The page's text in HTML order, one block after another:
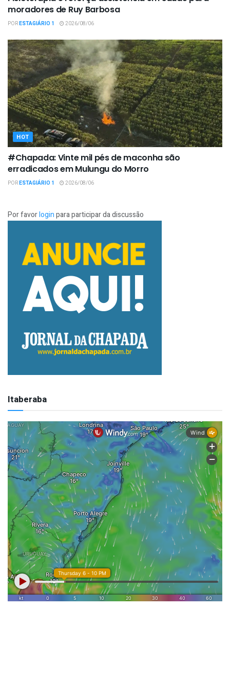
moradores de Ruy Barbosa
PORESTAGIÁRIO 1 2026/08/06
HOT
#Chapada: Vinte mil pés de maconha são
erradicados em Mulungu do Morro
PORESTAGIÁRIO 1 2026/08/06
Por favorloginpara participar da discussão
Itaberaba